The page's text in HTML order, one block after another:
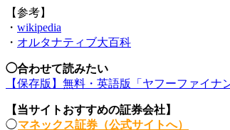
【参考】
・ wikipedia
・ オルタナティブ大百科
◯合わせて読みたい
【保存版】無料・英語版「ヤフーファイ
【当サイトおすすめの証券会社】
◯マネックス証券（公式サイトへ）